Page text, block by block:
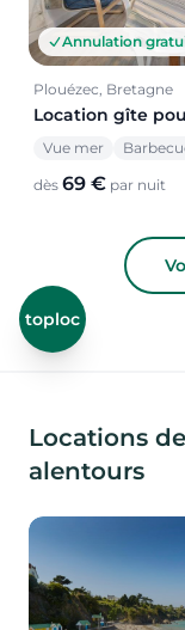
Annulation
Plouézec, Bretagne
Location gîte
Vue mer
dès 69 € par nuit
toploc
Locations
alentours